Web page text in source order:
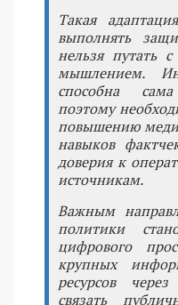
Такая
выполнять
нельзя путать
мышлением.
способна
поэтому
повышению
навыков
доверия к
источникам.
Важным
политики
цифрового
крупных
ресурсов через
связать